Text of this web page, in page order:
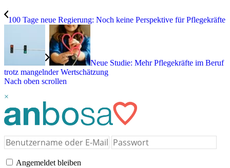
100 Tage neue Regierung: Noch keine Perspektive für Pflegekräfte
Neue Studie: Mehr Pflegekräfte im Beruf
trotz mangelnder Wertschätzung
Nach oben scrollen
×
Angemeldet bleiben